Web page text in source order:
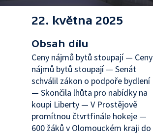
22. května 2025
Obsah dílu
Ceny nájmů bytů stoupají — Ceny
nájmů bytů stoupají — Senát
schválil zákon o podpoře bydlení
— Skončila lhůta pro nabídky na
koupi Liberty — V Prostějově
promítnou čtvrtfinále hokeje —
600 žáků v Olomouckém kraji do